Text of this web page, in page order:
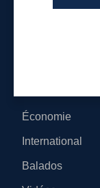
Économie
International
Balados